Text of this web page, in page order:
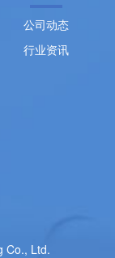
公司动态
行业资讯
Co., Ltd.